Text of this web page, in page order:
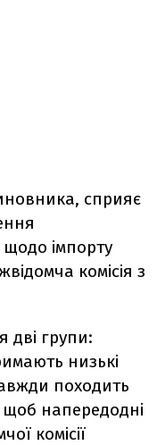
сприяє
щодо імпорту
комісія з
дві групи:
низькі
походить
напередодні
комісії